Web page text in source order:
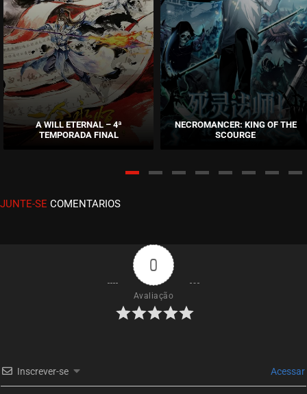
ASSISTIDO
ASSISTIDO
EPISÓDIO 46
janeiro 25, 2022
EPISÓDIO 45
janeiro 25, 2022
ASSISTIDO
EPISÓDIO 43
janeiro 25, 2022
EPISÓDIO 42
EPISÓDIO 41
A WILL ETERNAL – 4ª
TEMPORADA FINAL
NECROMANCER: KING OF THE
SCOURGE
JUNTE-SE COMENTARIOS
0
Avaliação
Inscrever-se Acessar